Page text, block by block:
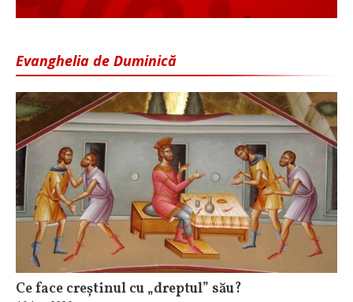
Evanghelia de Duminică
Ce face creștinul cu „dreptul” său?